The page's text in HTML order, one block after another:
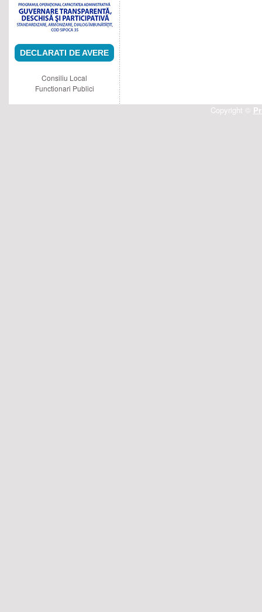
DECLARATI DE AVERE
Consiliu Local
Functionari Publici
Copyright ©